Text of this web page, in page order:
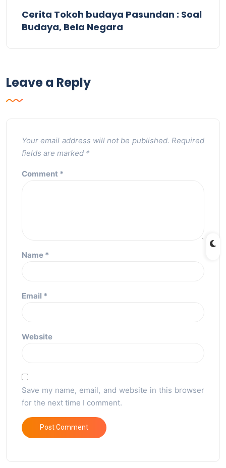
Cerita Tokoh budaya Pasundan : Soal
Budaya, Bela Negara
Leave a Reply
Your email address will not be published. Required
fields are marked *
Comment *
Name *
Email *
Website
Save my name, email, and website in this browser
for the next time I comment.